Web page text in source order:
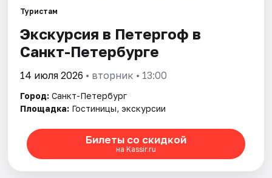
Города
Площадки
Рейтинги
Туристам
Экскурсия в Петергоф в
Санкт-Петербурге
14 июля 2026 • вторник • 13:00
Город: Санкт-Петербург
Площадка: Гостиницы, экскурсии
Билеты со скидкой
на Kassir.ru